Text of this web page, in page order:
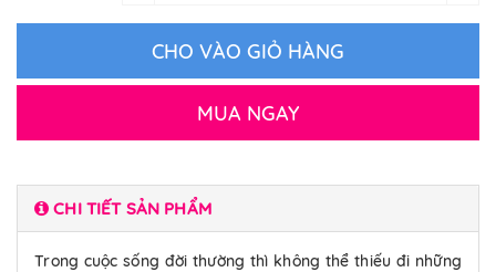
CHO VÀO GIỎ HÀNG
MUA NGAY
CHI TIẾT SẢN PHẨM
Trong cuộc sống đời thường thì không thể thiếu đi những